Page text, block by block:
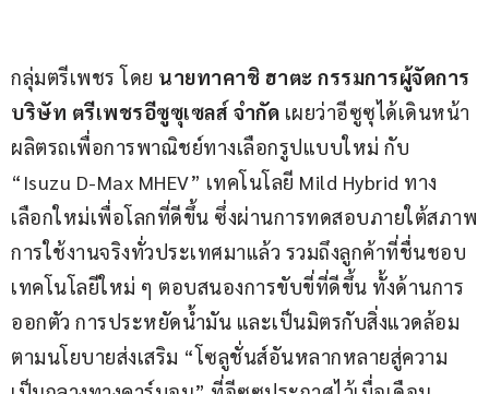
กลุ่มตรีเพชร โดย นายทาคาชิ ฮาตะ กรรมการผู้จัดการ
บริษัท ตรีเพชรอีซูซุเซลส์ จำกัด เผยว่าอีซูซุได้เดินหน้า
ผลิตรถเพื่อการพาณิชย์ทางเลือกรูปแบบใหม่ กับ
“Isuzu D-Max MHEV” เทคโนโลยี Mild Hybrid ทาง
เลือกใหม่เพื่อโลกที่ดีขึ้น ซึ่งผ่านการทดสอบภายใต้สภาพ
การใช้งานจริงทั่วประเทศมาแล้ว รวมถึงลูกค้าที่ชื่นชอบ
เทคโนโลยีใหม่ ๆ ตอบสนองการขับขี่ที่ดีขึ้น ทั้งด้านการ
ออกตัว การประหยัดน้ำมัน และเป็นมิตรกับสิ่งแวดล้อม
ตามนโยบายส่งเสริม “โซลูชั่นส์อันหลากหลายสู่ความ